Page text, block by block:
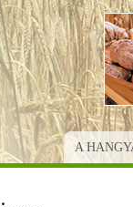
Ugrás
a
tartalomra
A